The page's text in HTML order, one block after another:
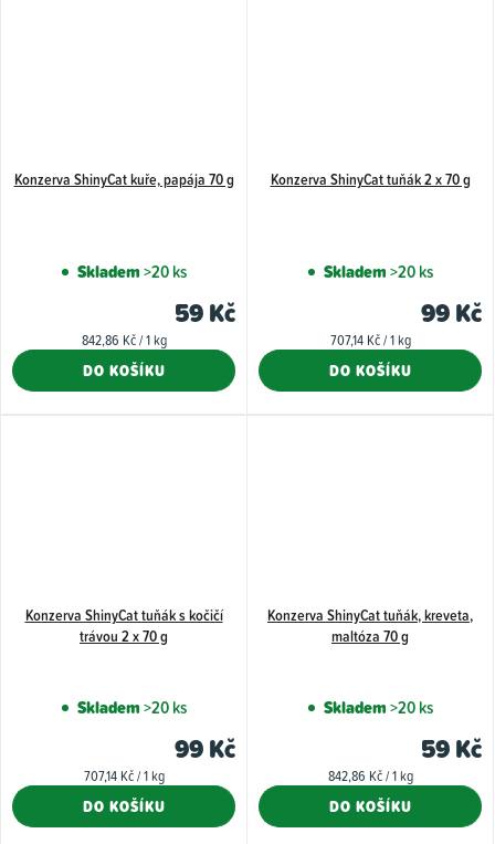
Konzerva ShinyCat kuře, papája 70 g
Skladem>20 ks
59 Kč
Měrná
842,86 Kč / 1 kg
DO KOŠÍKU
Konzerva ShinyCat tuňák 2 x 70 g
Skladem>20 ks
99 Kč
Měrná
707,14 Kč / 1 kg
DO KOŠÍKU
Konzerva ShinyCat tuňák s kočičí
trávou 2 x 70 g
Skladem>20 ks
99 Kč
Měrná
707,14 Kč / 1 kg
DO KOŠÍKU
Konzerva ShinyCat tuňák, kreveta,
maltóza 70 g
Skladem>20 ks
59 Kč
Měrná
842,86 Kč / 1 kg
DO KOŠÍKU